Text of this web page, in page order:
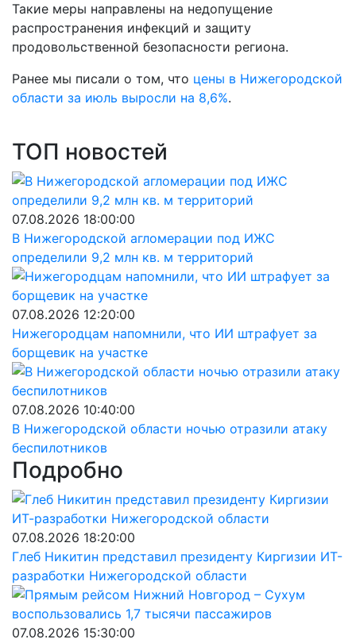
Такие меры направлены на недопущение
распространения инфекций и защиту
продовольственной безопасности региона.
Ранее мы писали о том, что цены в Нижегородской
области за июль выросли на 8,6%.
ТОП новостей
07.08.2026 18:00:00
В Нижегородской агломерации под ИЖС
определили 9,2 млн кв. м территорий
07.08.2026 12:20:00
Нижегородцам напомнили, что ИИ штрафует за
борщевик на участке
07.08.2026 10:40:00
В Нижегородской области ночью отразили атаку
беспилотников
Подробно
07.08.2026 18:20:00
Глеб Никитин представил президенту Киргизии ИТ-
разработки Нижегородской области
07.08.2026 15:30:00